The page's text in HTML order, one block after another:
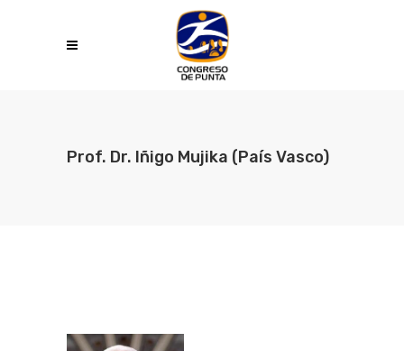
Prof. Dr. Iñigo Mujika (País Vasco)